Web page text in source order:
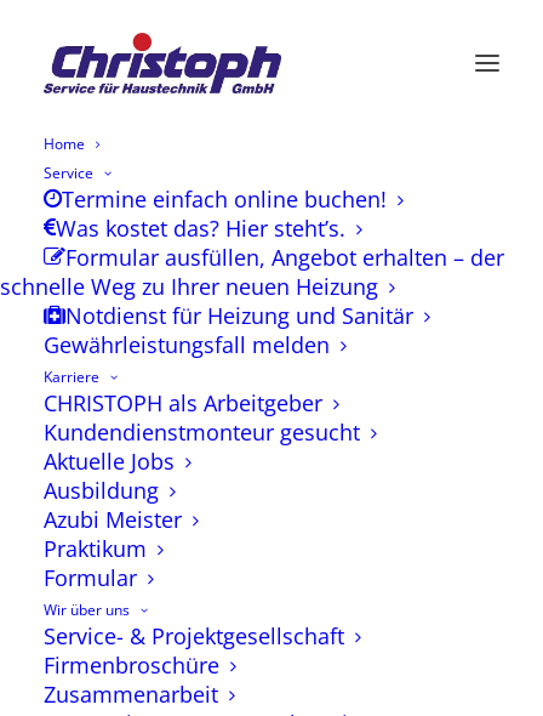
Home
Service
Termine einfach online buchen!
Was kostet das? Hier steht’s.
Formular ausfüllen, Angebot erhalten – der
schnelle Weg zu Ihrer neuen Heizung
Notdienst für Heizung und Sanitär
Gewährleistungsfall melden
Karriere
CHRISTOPH als Arbeitgeber
Kundendienstmonteur gesucht
Aktuelle Jobs
Ausbildung
Azubi Meister
Praktikum
Formular
Wir über uns
Service- & Projektgesellschaft
Firmenbroschüre
Zusammenarbeit
Angebot für
Photovoltaikanlagen
Bitte geben die folgend Ihre
Angaben ein, wir rufen Sie dann zu
Ihrem gewünschten Termin zurück.